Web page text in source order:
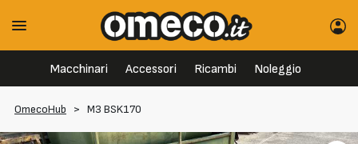
Macchinari Accessori Ricambi Noleggio
OmecoHub > M3 BSK170